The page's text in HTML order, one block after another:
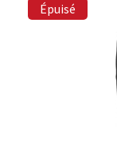
Épuisé